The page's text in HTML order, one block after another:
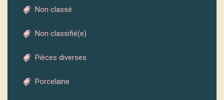
Non classé
Non classifié(e)
Pièces diverses
Porcelaine